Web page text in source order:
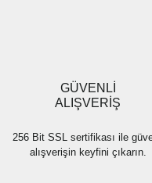
GÜVENLİ
ALIŞVERİŞ
256 Bit SSL sertifikası ile
alışverişin keyfini çıkarın.